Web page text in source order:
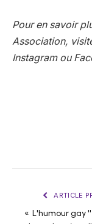
Pour en savoir
Association,
Instagramou
ARTICLE
« L'humour gay